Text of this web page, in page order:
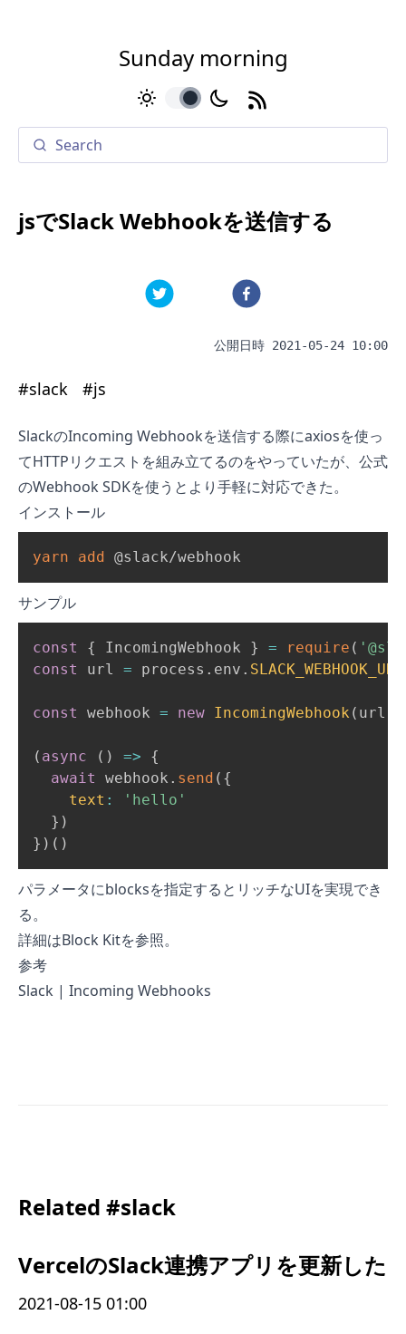
Sunday morning
toggle
jsでSlack Webhookを送信する
公開日時 2021-05-24 10:00
#slack #js
SlackのIncoming Webhookを送信する際にaxiosを使っ
てHTTPリクエストを組み立てるのをやっていたが、公式
のWebhook SDKを使うとより手軽に対応できた。
インストール
yarn add @slack/webhook
サンプル
const { IncomingWebhook } = require (
const
url = process . env . SLACK_WEBHOOK_URL
const webhook = new IncomingWebhook ( url
( async ( ) =>
{
await
webhook . send ( {
text :
'hello'
} )
} ) ( )
パラメータにblocksを指定するとリッチなUIを実現でき
る。
詳細はBlock Kitを参照。
参考
Slack | Incoming Webhooks
Related #slack
VercelのSlack連携アプリを更新した
2021-08-15 01:00